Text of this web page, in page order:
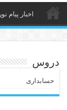
اخبار پیام نور
دروس
حسابداری